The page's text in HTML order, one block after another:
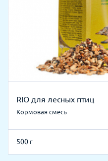
RIO для лесных птиц
Кормовая смесь
500 г